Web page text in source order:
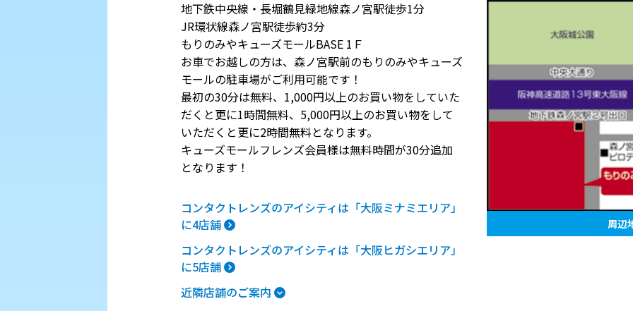
周辺
地下鉄中央線・長堀鶴見緑地線森ノ宮駅徒歩1分
JR環状線森ノ宮駅徒歩約3分
もりのみやキューズモールBASE 1Ｆ
お車でお越しの方は、森ノ宮駅前のもりのみやキューズ
モールの駐車場がご利用可能です！
最初の30分は無料、1,000円以上のお買い物をしていた
だくと更に1時間無料、5,000円以上のお買い物をして
いただくと更に2時間無料となります。
キューズモールフレンズ会員様は無料時間が30分追加
となります！
コンタクトレンズのアイシティは「大阪ミナミエリア」
に4店舗
コンタクトレンズのアイシティは「大阪ヒガシエリア」
に5店舗
近隣店舗のご案内